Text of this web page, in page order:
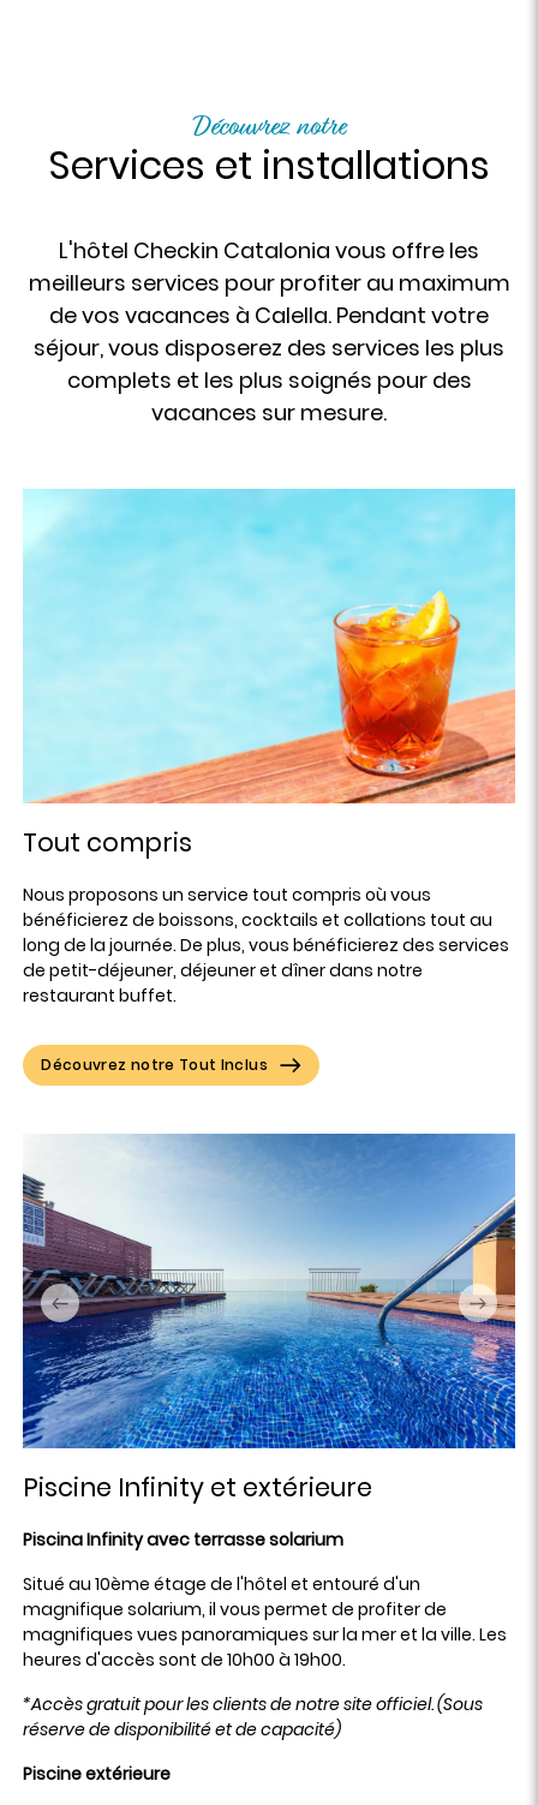
Découvrez notre
Services et installations
L'hôtel Checkin Catalonia vous offre les
meilleurs services pour profiter au maximum
de vos vacances à Calella. Pendant votre
séjour, vous disposerez des services les plus
complets et les plus soignés pour des
vacances sur mesure.
Tout compris
Nous proposons un service tout compris où vous
bénéficierez de boissons, cocktails et collations tout au
long de la journée. De plus, vous bénéficierez des services
de petit-déjeuner, déjeuner et dîner dans notre
restaurant buffet.
Découvrez notre Tout Inclus
Piscine Infinity et extérieure
Piscina Infinity avec terrasse solarium
Situé au 10ème étage de l'hôtel et entouré d'un
magnifique solarium, il vous permet de profiter de
magnifiques vues panoramiques sur la mer et la ville. Les
heures d'accès sont de 10h00 à 19h00.
*Accès gratuit pour les clients de notre site officiel. (Sous
réserve de disponibilité et de capacité)
Piscine extérieure